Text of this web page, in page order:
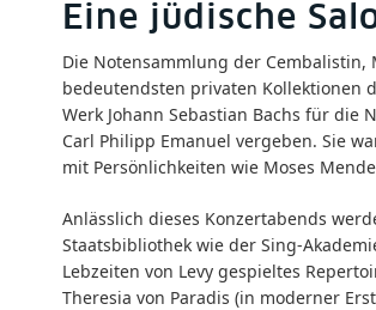
Eine jüdische
Die Notensammlung der Cembalistin,
bedeutendsten privaten Kollektionen
Werk Johann Sebastian Bachs für
Carl Philipp Emanuel vergeben. Sie
mit Persönlichkeiten wie Moses
Anlässlich dieses Konzertabends
Staatsbibliothek wie der Sing-
Lebzeiten von Levy gespieltes
Theresia von Paradis (in moderner